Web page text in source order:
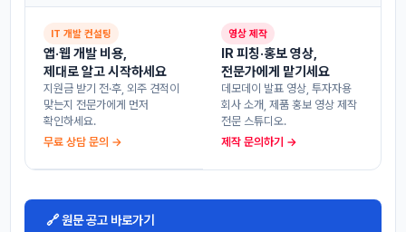
IT 개발 컨설팅
앱·웹 개발 비용,
제대로 알고 시작하세요
지원금 받기 전·후, 외주 견적이
맞는지 전문가에게 먼저
확인하세요.
무료 상담 문의 →
영상 제작
IR 피칭·홍보 영상,
전문가에게 맡기세요
데모데이 발표 영상, 투자자용
회사 소개, 제품 홍보 영상 제작
전문 스튜디오.
제작 문의하기 →
🔗 원문 공고 바로가기